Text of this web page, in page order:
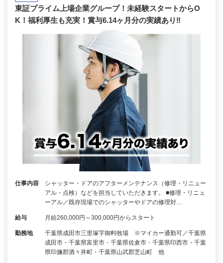
東証プライム上場企業グループ！未経験スタートからO
K！福利厚生も充実！賞与6.14ヶ月分の実績あり‼
仕事内容
シャッター・ドアのアフターメンテナンス（修理・リニュー
アル・点検）などを担当していただきます。 ■修理・リニュ
ーアル／既存現場でのシャッターやドアの修理対…
給与 月給260,000円～300,000円からスタート
勤務地
千葉県成田市三里塚字御料牧場 ※マイカー通勤可／千葉県
成田市・千葉県富里市・千葉県佐倉市・千葉県印西市・千葉
県印旛郡酒々井町・千葉県山武郡芝山町 他